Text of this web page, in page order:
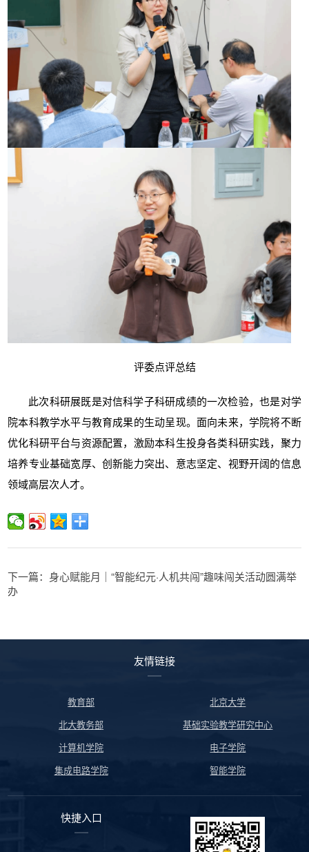
评委点评总结
此次科研展既是对信科学子科研成绩的一次检验，也是对学
院本科教学水平与教育成果的生动呈现。面向未来，学院将不断
优化科研平台与资源配置，激励本科生投身各类科研实践，聚力
培养专业基础宽厚、创新能力突出、意志坚定、视野开阔的信息
领域高层次人才。
下一篇：身心赋能月｜“智能纪元·人机共闯”趣味闯关活动圆满举
办
友情链接
教育部
北京大学
北大教务部
基础实验教学研究中心
计算机学院
电子学院
集成电路学院
智能学院
快捷入口